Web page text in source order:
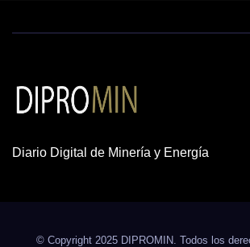
Diario Digital de Minería y Energía
© Copyright 2025 DIPROMIN. Todos los